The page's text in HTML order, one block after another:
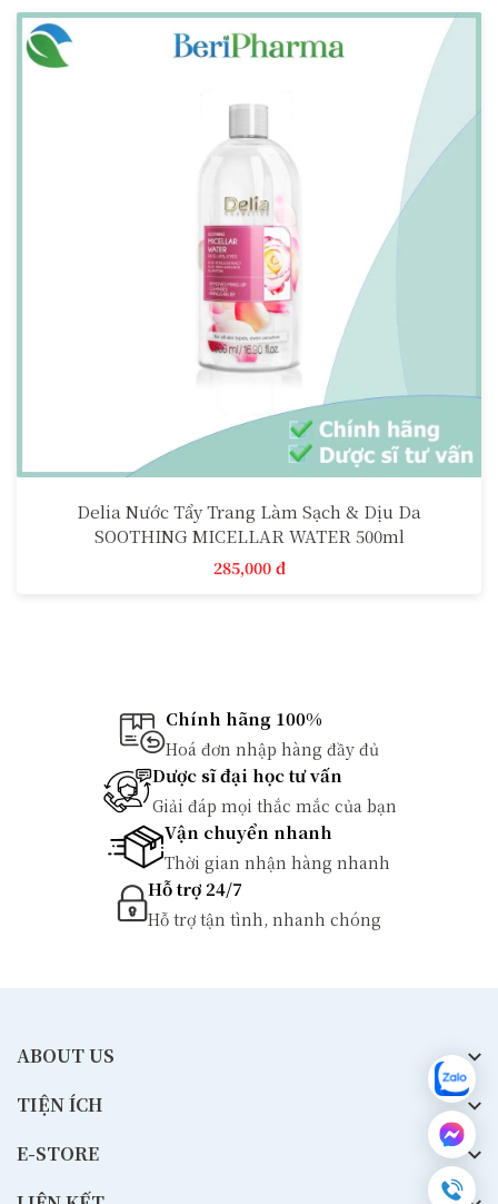
Delia Nước Tẩy Trang Làm Sạch & Dịu Da
SOOTHING MICELLAR WATER 500ml
285,000 đ
Chính hãng 100%
Hoá đơn nhập hàng đầy đủ
Dược sĩ đại học tư vấn
Giải đáp mọi thắc mắc của bạn
Vận chuyển nhanh
Thời gian nhận hàng nhanh
Hỗ trợ 24/7
Hỗ trợ tận tình, nhanh chóng
ABOUT US
TIỆN ÍCH
E-STORE